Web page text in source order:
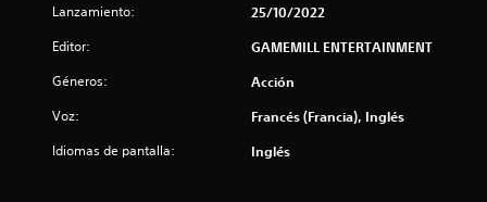
l
a
Lanzamiento: 25/10/2022
Editor: GAMEMILL ENTERTAINMENT
Géneros: Acción
Voz: Francés (Francia), Inglés
Idiomas de pantalla: Inglés